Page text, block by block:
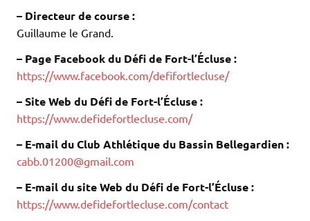
– Directeur de course :
Guillaume le Grand.
– Page Facebook du Défi de Fort-l’Écluse :
https://www.facebook.com/defifortlecluse/
– Site Web du Défi de Fort-l’Écluse :
https://www.defidefortlecluse.com/
– E-mail du Club Athlétique du Bassin Bellegardien :
cabb.01200@gmail.com
– E-mail du site Web du Défi de Fort-l’Écluse :
https://www.defidefortlecluse.com/contact